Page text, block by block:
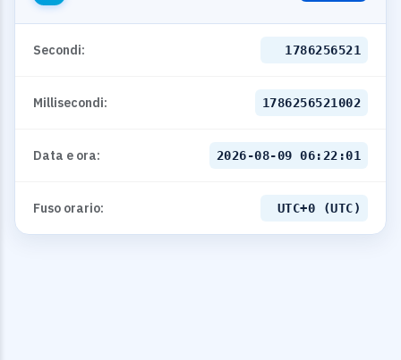
Secondi: 1786256521
Millisecondi: 1786256521002
Data e ora: 2026-08-09 06:22:01
Fuso orario: UTC+0 (UTC)